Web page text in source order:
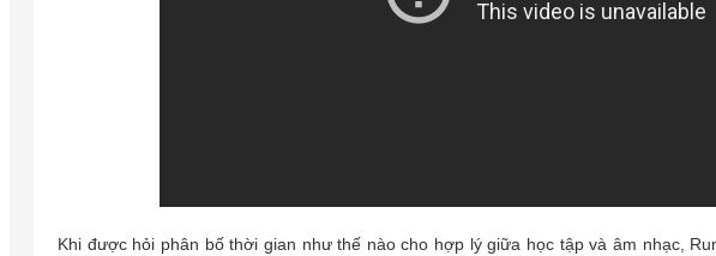
Khi được hỏi phân bố thời gian như thế nào cho hợp lý giữa học tập và âm nhạc,